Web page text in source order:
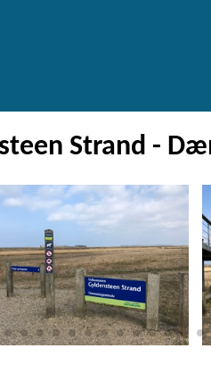
Strand -